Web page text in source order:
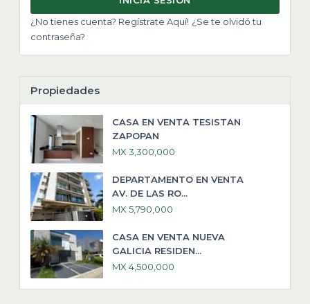
¿No tienes cuenta? Regístrate Aquí! ¿Se te olvidó tu
contraseña?
Propiedades
CASA EN VENTA TESISTAN
ZAPOPAN
MX 3,300,000
DEPARTAMENTO EN VENTA
AV. DE LAS RO...
MX 5,790,000
CASA EN VENTA NUEVA
GALICIA RESIDEN...
MX 4,500,000